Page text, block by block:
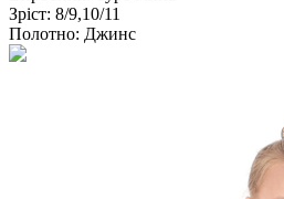
Зріст: 8/9,10/11
Полотно: Джинс